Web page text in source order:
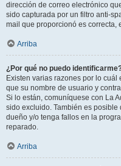
dirección de correo electrónico
sido capturada por un filtro anti-
mail que proporcionó es correcta,
Arriba
¿Por qué no puedo
Existen varias razones por lo
que su nombre de usuario y
Si lo están, comuníquese con La
sido excluido. También es
dueño y/o tenga fallos en la
reparado.
Arriba